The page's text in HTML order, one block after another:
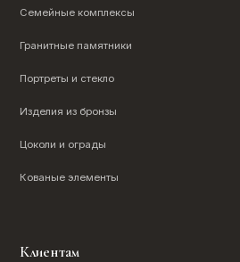
Семейные комплексы
Гранитные памятники
Портреты и стекло
Изделия из бронзы
Цоколи и ограды
Кованые элементы
Клиентам